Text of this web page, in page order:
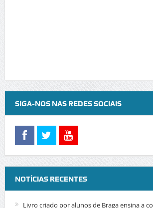
SIGA-NOS NAS REDES SOCIAIS
NOTÍCIAS RECENTES
Livro criado por alunos de Braga ensina a